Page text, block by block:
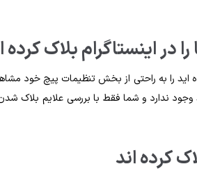
اینستاگرام بلاک کرده
را به راحتی از بخش تنظیمات پیچ خود
وجود ندارد و شما فقط با بررسی علایم بلاک
کرده اند